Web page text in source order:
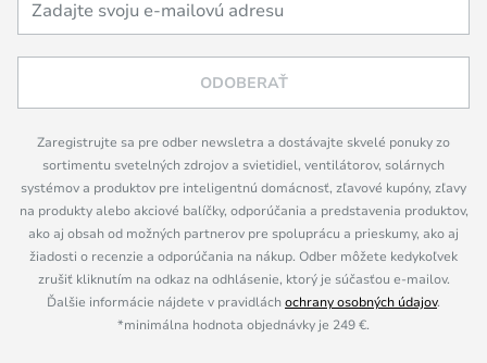
ODOBERAŤ
Zaregistrujte sa pre odber newsletra a dostávajte skvelé ponuky zo
sortimentu svetelných zdrojov a svietidiel, ventilátorov, solárnych
systémov a produktov pre inteligentnú domácnosť, zľavové kupóny, zľavy
na produkty alebo akciové balíčky, odporúčania a predstavenia produktov,
ako aj obsah od možných partnerov pre spoluprácu a prieskumy, ako aj
žiadosti o recenzie a odporúčania na nákup. Odber môžete kedykoľvek
zrušiť kliknutím na odkaz na odhlásenie, ktorý je súčasťou e-mailov.
Ďalšie informácie nájdete v pravidláchochrany osobných údajov.
*minimálna hodnota objednávky je 249 €.